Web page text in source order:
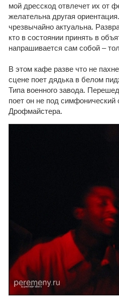
мой дресскод отвлечет их от
желательна другая
чрезвычайно актуальна.
кто в состоянии принять в
напрашивается сам собой –
В этом кафе разве что не
сцене поет дядька в белом
Типа военного завода.
поет он не под
Дрофмайстера.